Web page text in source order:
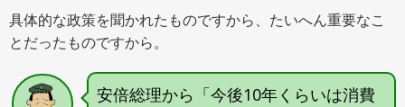
具体的な政策を聞かれたものですから、たいへん重要なこ
とだったものですから。
安倍総理から「今後10年くらいは消費